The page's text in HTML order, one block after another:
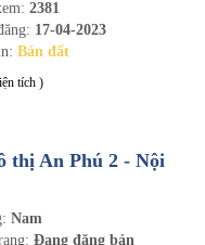
2381
17-04-2023
Bán đất
tích )
thị An Phú 2 - Nội
Nam
Đang đăng bán